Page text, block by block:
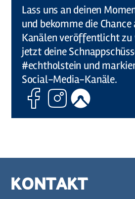
Lass uns an deinen
und bekomme die Chance
Kanälen veröffentlicht zu
jetzt deine
#echtholstein und
Social-Media-Kanäle.
FacebookInstagram
Komoot
KONTAKT